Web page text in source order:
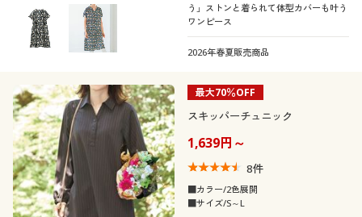
う」ストンと着られて体型カバーも叶う
ワンピース
2026年春夏販売商品
最大70％OFF
スキッパーチュニック
1,639円～
8件
■カラー/2色展開
■サイズ/S～L